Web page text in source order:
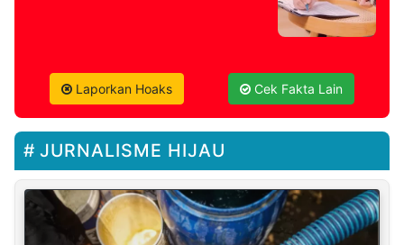
Laporkan Hoaks Cek Fakta Lain
JURNALISME HIJAU